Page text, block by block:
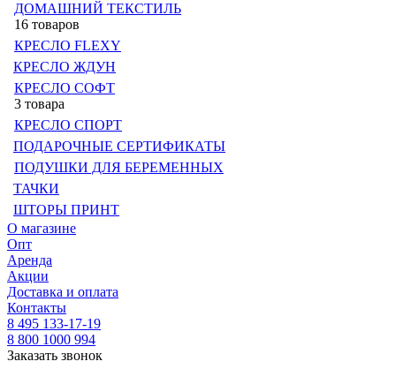
ДОМАШНИЙ ТЕКСТИЛЬ
16 товаров
КРЕСЛО FLEXY
КРЕСЛО ЖДУН
КРЕСЛО СОФТ
3 товара
КРЕСЛО СПОРТ
ПОДАРОЧНЫЕ СЕРТИФИКАТЫ
ПОДУШКИ ДЛЯ БЕРЕМЕННЫХ
ТАЧКИ
ШТОРЫ ПРИНТ
О магазине
Опт
Аренда
Акции
Доставка и оплата
Контакты
8 495 133-17-19
8 800 1000 994
Заказать звонок